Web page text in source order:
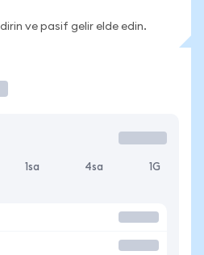
ve pasif gelir elde edin.
1sa 4sa 1G